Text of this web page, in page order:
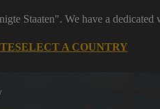
Staaten". We have a
SELECT A COUNTRY